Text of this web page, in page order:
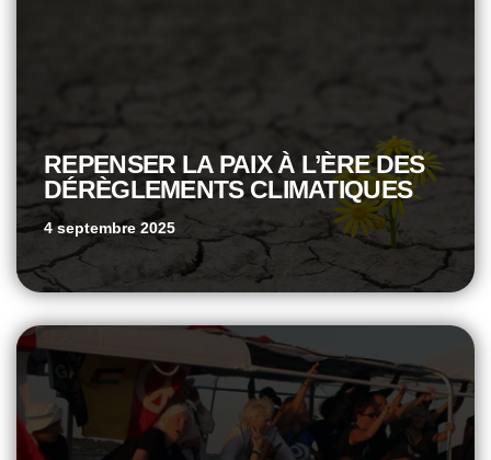
REPENSER LA PAIX À L’ÈRE DES
DÉRÈGLEMENTS CLIMATIQUES
4 septembre 2025